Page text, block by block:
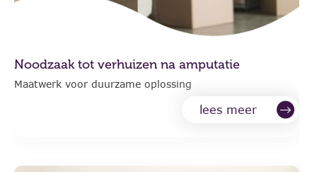
Noodzaak tot verhuizen na amputatie
Maatwerk voor duurzame oplossing
lees meer